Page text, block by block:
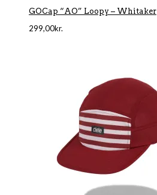
GOCap “AO” Loopy – Whitaker
299,00kr.